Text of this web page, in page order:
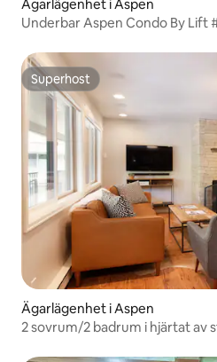
Ägarlägenhet i Aspen
Underbar Aspen Condo By Lift
Superhost
Superhost
Ägarlägenhet i Aspen
2 sovrum/2 badrum i hjärtat av